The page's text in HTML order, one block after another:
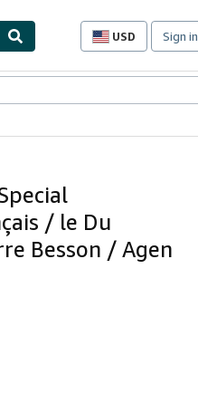
USD
Site
preferences
Sign in
/ le Du
Besson / Agen